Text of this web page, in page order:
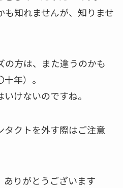
も知れませんが、知りませ
の方は、また違うのかも
年）。
けないのですね。
タクトを外す際はご注意
ありがとうございます